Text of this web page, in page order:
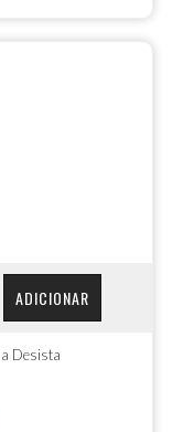
ADICIONAR
Desista